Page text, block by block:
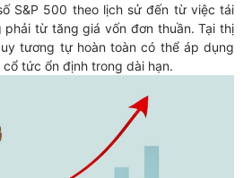
S&P 500 theo lịch sử đến từ việc tái
từ tăng giá vốn đơn thuần. Tại thị
tương tự hoàn toàn có thể áp dụng
tức ổn định trong dài hạn.